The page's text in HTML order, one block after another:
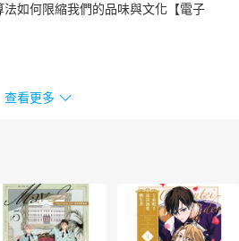
法如何限縮我們的品味與文化【電子
查看更多